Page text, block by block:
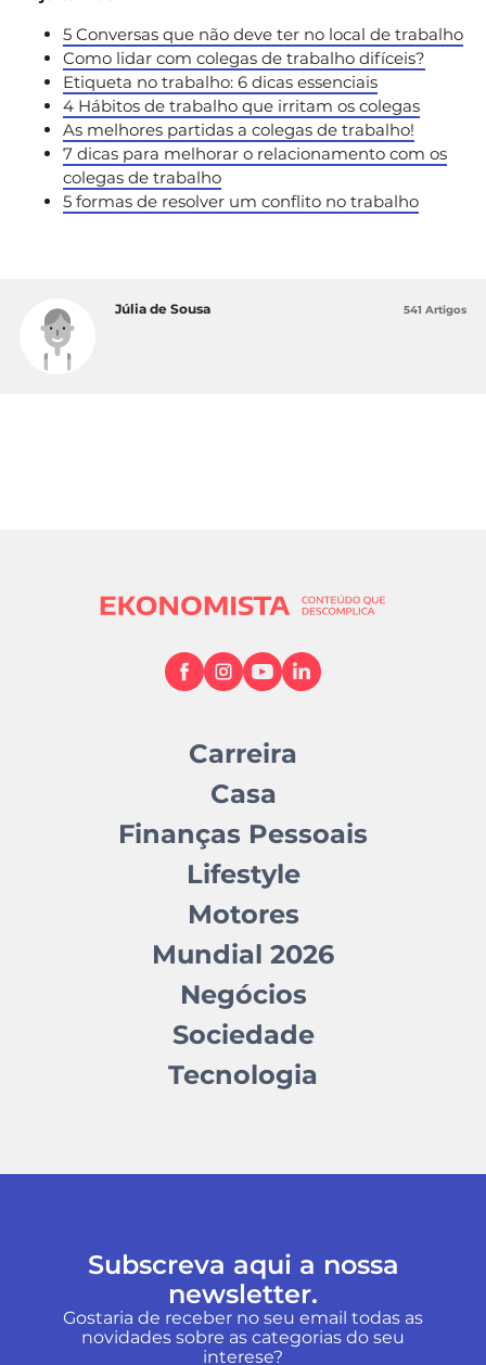
5 Conversas que não deve ter no local de trabalho
Como lidar com colegas de trabalho difíceis?
Etiqueta no trabalho: 6 dicas essenciais
4 Hábitos de trabalho que irritam os colegas
As melhores partidas a colegas de trabalho!
7 dicas para melhorar o relacionamento com os
colegas de trabalho
5 formas de resolver um conflito no trabalho
Júlia de Sousa 541 Artigos
Carreira
Casa
Finanças Pessoais
Lifestyle
Motores
Mundial 2026
Negócios
Sociedade
Tecnologia
Subscreva aqui a nossa
newsletter.
Gostaria de receber no seu email todas as
novidades sobre as categorias do seu
interese?